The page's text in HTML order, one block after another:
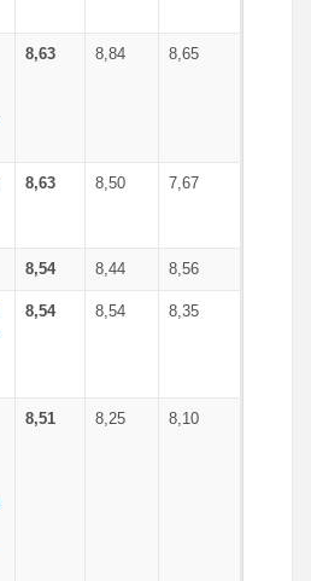
8,63 8,84 8,65
8,63 8,50 7,67
8,54 8,44 8,56
8,54 8,54 8,35
8,51 8,25 8,10